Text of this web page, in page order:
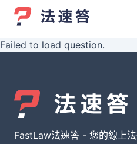
Failed to load question.
FastLaw法速答 - 您的線上